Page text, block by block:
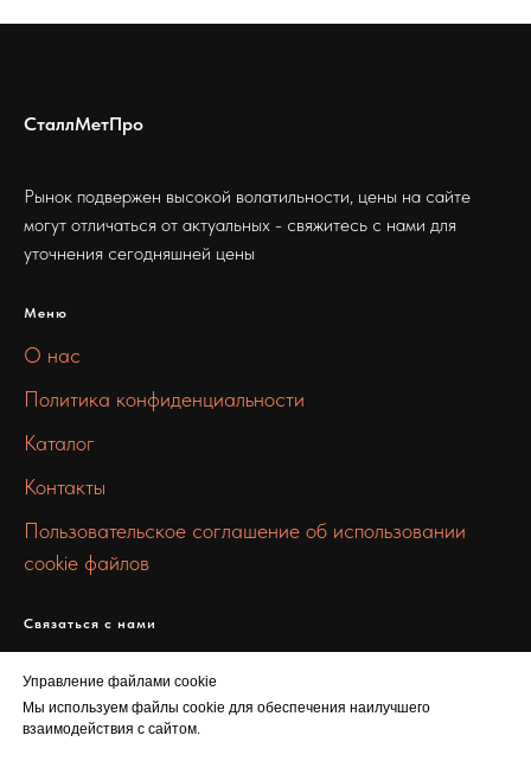
Управление файлами cookie
Мы используем файлы cookie для обеспечения наилучшего
взаимодействия с сайтом.
СталлМетПро
Рынок подвержен высокой волатильности, цены на сайте
могут отличаться от актуальных - свяжитесь с нами для
уточнения сегодняшней цены
Меню
О нас
Политика конфиденциальности
Каталог
Контакты
Пользовательское соглашение об использовании
cookie файлов
Связаться с нами
+7 912 672 7327